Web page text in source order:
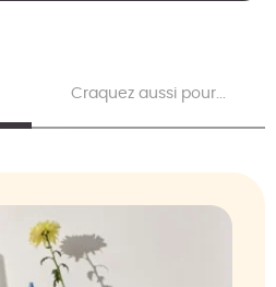
Craquez aussi pour...